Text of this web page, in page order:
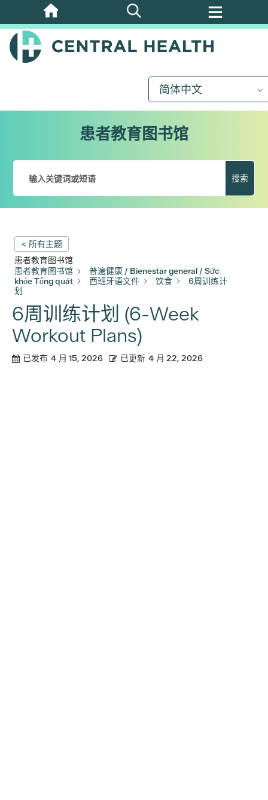
跳
至
主
简体中文
患者教育图书馆
搜索
< 所有主题
患者教育图书馆
患者教育图书馆
普遍健康 / Bienestar general / Sức
khỏe Tổng quát
西班牙语文件 饮食
6周训练计
划
6周训练计划 (6-Week
Workout Plans)
已发布 4 月 15, 2026 已更新 4 月 22, 2026